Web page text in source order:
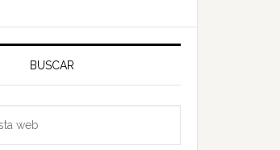
BUSCAR